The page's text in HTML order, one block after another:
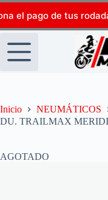
el pago de tus
Inicio
NEUMÁTICOS
DU. TRAILMAX
AGOTADO